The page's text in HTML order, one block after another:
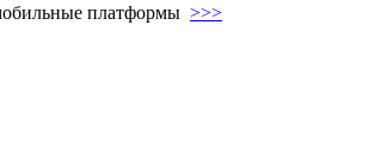
платформы >>>